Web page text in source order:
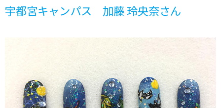
宇都宮キャンパス 加藤 玲央奈さん